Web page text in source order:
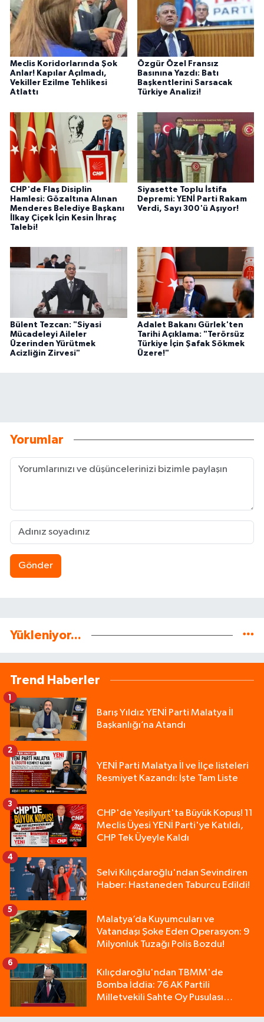
Meclis Koridorlarında Şok
Anlar! Kapılar Açılmadı,
Vekiller Ezilme Tehlikesi
Atlattı
Özgür Özel Fransız
Basınına Yazdı: Batı
Başkentlerini Sarsacak
Türkiye Analizi!
CHP'de Flaş Disiplin
Hamlesi: Gözaltına Alınan
Menderes Belediye Başkanı
İlkay Çiçek İçin Kesin İhraç
Talebi!
Siyasette Toplu İstifa
Depremi: YENİ Parti Rakam
Verdi, Sayı 300'ü Aşıyor!
Bülent Tezcan: "Siyasi
Mücadeleyi Aileler
Üzerinden Yürütmek
Acizliğin Zirvesi"
Adalet Bakanı Gürlek'ten
Tarihi Açıklama: "Terörsüz
Türkiye İçin Şafak Sökmek
Üzere!"
Yorumlar
Gönder
Yükleniyor...
Trend Haberler
Barış Yıldız YENİ Parti Malatya İl
Başkanlığı’na Atandı
1
YENİ Parti Malatya İl ve İlçe listeleri
Resmiyet Kazandı: İşte Tam Liste
2
CHP'de Yeşilyurt'ta Büyük Kopuş! 11
Meclis Üyesi YENİ Parti'ye Katıldı,
CHP Tek Üyeyle Kaldı
3
Selvi Kılıçdaroğlu'ndan Sevindiren
Haber: Hastaneden Taburcu Edildi!
4
Malatya’da Kuyumcuları ve
Vatandaşı Şoke Eden Operasyon: 9
Milyonluk Tuzağı Polis Bozdu!
5
Kılıçdaroğlu'ndan TBMM'de
Bomba İddia: 76 AK Partili
Milletvekili Sahte Oy Pusulası
6